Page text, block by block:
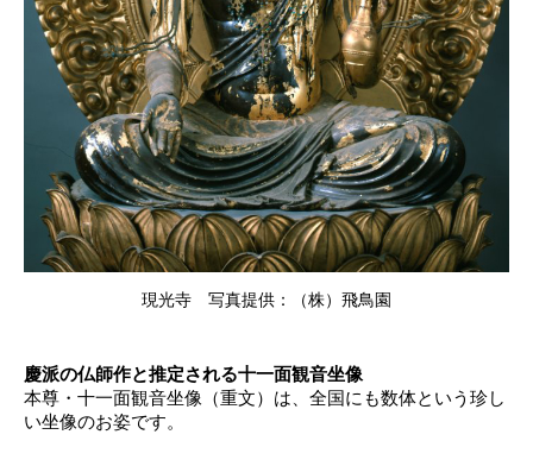
現光寺 写真提供：（株）飛鳥園
慶派の仏師作と推定される十一面観音坐像
本尊・十一面観音坐像（重文）は、全国にも数体という珍し
い坐像のお姿です。